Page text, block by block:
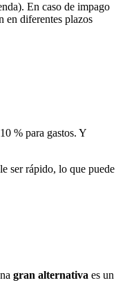
En caso de impago
en diferentes plazos
% para gastos. Y
ser rápido, lo que puede
gran alternativa es un